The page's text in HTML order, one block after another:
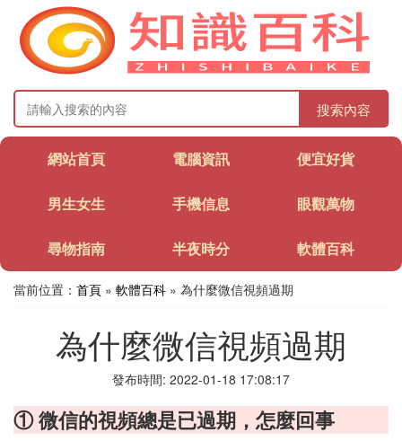
搜索內容
網站首頁 電腦資訊 便宜好貨
男生女生 手機信息 眼觀萬物
尋物指南 半夜時分 軟體百科
當前位置： 首頁 » 軟體百科 » 為什麼微信視頻過期
為什麼微信視頻過期
發布時間: 2022-01-18 17:08:17
① 微信的視頻總是已過期，怎麼回事